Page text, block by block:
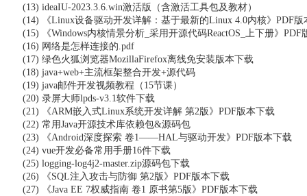
(13) ideaIU-2023.3.6.win激活版（含激活工具包及教材）
(14) 《Linux设备驱动开发详解：基于最新的Linux 4.0内核》PDF版
(15) 《Windows内核情景分析_采用开源代码ReactOS_上下册》PDF
(16) 网络是怎样连接的.pdf
(17) 绿色火狐浏览器MozillaFirefox离线免安装版本下载
(18) java+web+主流框架整合开发+源代码
(19) java邮件开发视频教程（15节课）
(20) 录屏大师lpds-v3.1软件下载
(21) 《ARM嵌入式Linux系统开发详解 第2版》PDF版本下载
(22) 常用Java开源技术库依赖包&源码包
(23) 《Android深度探索 卷1——HAL与驱动开发》PDF版本下载
(24) vue开发必备常用手册16件下载
(25) logging-log4j2-master.zip源码包下载
(26) 《SQL注入攻击与防御 第2版》PDF版本下载
(27) 《Java EE 7权威指南 卷1 原书第5版》PDF版本下载